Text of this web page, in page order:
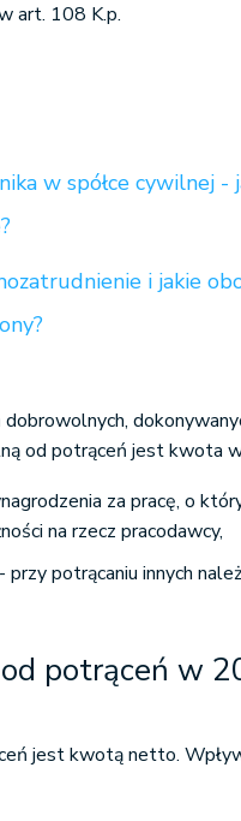
art. 108 K.p.
w spółce cywilnej -
i jakie
od potrąceń jest kwota
za pracę, o
na rzecz pracodawcy,
potrącaniu innych
potrąceń w
jest kwotą netto.